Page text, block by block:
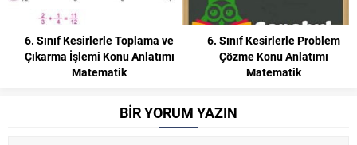
ve
6. Sınıf Kesirlerle Problem
Çözme Konu Anlatımı
Matematik
5. Sınıf Çarpma ve
İşlemleri Arasındaki
Konu Anlatımı
BİR YORUM YAZIN